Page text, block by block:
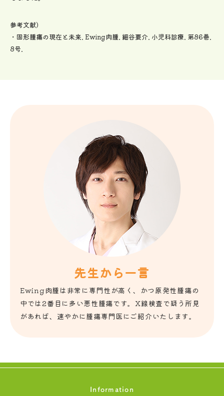
参考文献）
・固形腫瘍の現在と未来. Ewing肉腫. 細谷要介. 小児科診療. 第86巻.
8号.
先生から一言
Ewing肉腫は非常に専門性が高く、かつ原発性腫瘍の
中では2番目に多い悪性腫瘍です。X線検査で疑う所見
があれば、速やかに腫瘍専門医にご紹介いたします。
Information